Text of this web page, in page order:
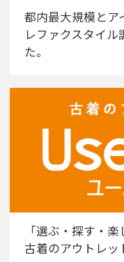
都内最大規模とア
レファクスタイ
た。
「選ぶ・探す・
古着のアウトレッ